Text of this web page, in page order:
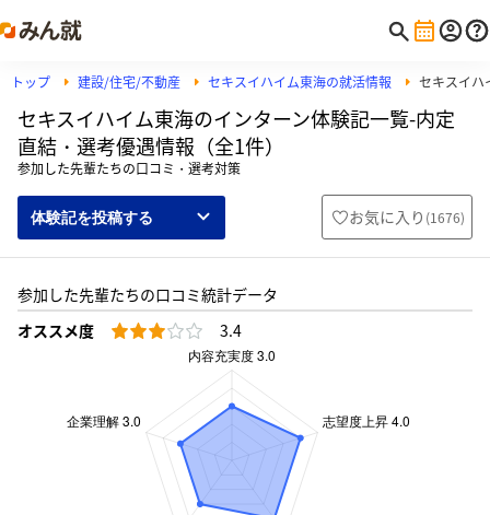
トップ 建設/住宅/不動産 セキスイハイム東海の就活情報 セキスイハ
セキスイハイム東海のインターン体験記一覧-内定
直結・選考優遇情報（全1件）
参加した先輩たちの口コミ・選考対策
体験記を投稿する お気に入り (1676)
参加した先輩たちの口コミ統計データ
オススメ度
3.4